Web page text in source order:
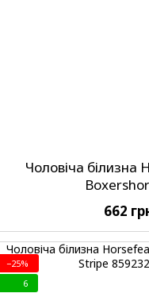
Чоловіча
662
−25%
6